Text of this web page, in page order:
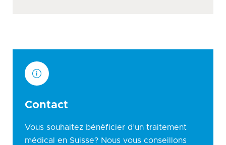
Contact
Vous souhaitez bénéficier d’un traitement
médical en Suisse? Nous vous conseillons